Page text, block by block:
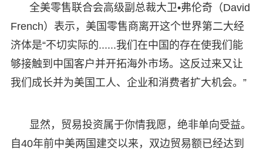
全美零售联合会高级副总裁大卫•弗伦奇（David
French）表示，美国零售商离开这个世界第二大经
济体是“不切实际的......我们在中国的存在使我们能
够接触到中国客户并开拓海外市场。这反过来又让
我们成长并为美国工人、企业和消费者扩大机会。”
显然，贸易投资属于你情我愿，绝非单向受益。
自40年前中美两国建交以来，双边贸易额已经达到